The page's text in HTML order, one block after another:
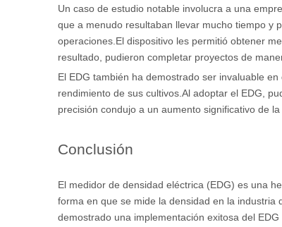
Un caso de estudio notable involucra a una
que a menudo resultaban llevar mucho tiempo y
operaciones.El dispositivo les permitió obtener
resultado, pudieron completar proyectos de
El EDG también ha demostrado ser invaluable
rendimiento de sus cultivos.Al adoptar el EDG,
precisión condujo a un aumento significativo de
Conclusión
El medidor de densidad eléctrica (EDG) es una
forma en que se mide la densidad en la
demostrado una implementación exitosa del